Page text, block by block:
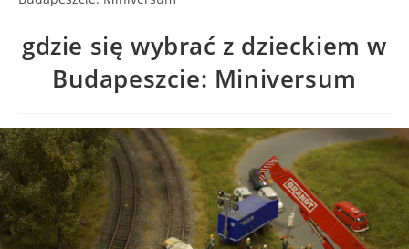
gdzie się wybrać z dzieckiem w
Budapeszcie: Miniversum